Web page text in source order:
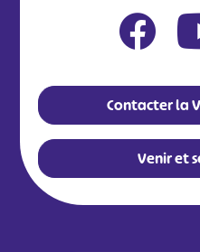
Contacter la
Venir et